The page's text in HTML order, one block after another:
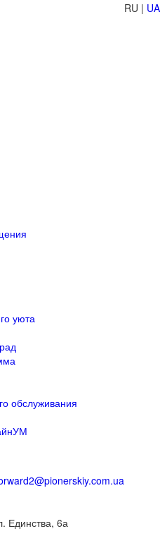
RU | UA
уюта
обслуживания
Единства, 6а